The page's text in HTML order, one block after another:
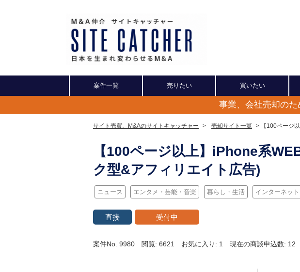
案件一覧 売りたい 買いたい
事業、会社売却の
サイト売買、M&Aのサイトキャッチャー > 売却サイト一覧 > 【100ページ
【100ページ以上】iPhone系
ク型&アフィリエイト広告)
ニュース エンタメ・芸能・音楽 暮らし・生活 インターネット
直接 受付中
案件No. 9980 閲覧: 6621 お気に入り: 1 現在の商談申込数: 12